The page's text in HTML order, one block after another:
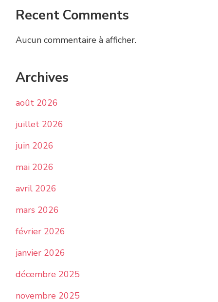
Recent Comments
Aucun commentaire à afficher.
Archives
août 2026
juillet 2026
juin 2026
mai 2026
avril 2026
mars 2026
février 2026
janvier 2026
décembre 2025
novembre 2025